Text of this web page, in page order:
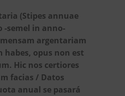
(Stipes annuae
-semel in anno-
argentariam
habes, opus non est
Hic nos certiores
facias / Datos
anual se pasará